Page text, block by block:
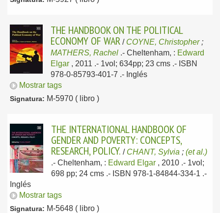
THE HANDBOOK ON THE POLITICAL
ECONOMY OF WAR / COYNE, Christopher;
MATHERS, Rachel .- Cheltenham, : Edward
Elgar , 2011 .- 1vol; 634pp; 23 cms .- ISBN
978-0-85793-401-7 .- Inglés
Mostrar tags
Signatura: M-5970 ( libro )
THE INTERNATIONAL HANDBOOK OF
GENDER AND POVERTY: CONCEPTS,
RESEARCH, POLICY. / CHANT, Sylvia ; (et al.)
.- Cheltenham, : Edward Elgar , 2010 .- 1vol;
698 pp; 24 cms .- ISBN 978-1-84844-334-1 .-
Inglés
Mostrar tags
Signatura: M-5648 ( libro )